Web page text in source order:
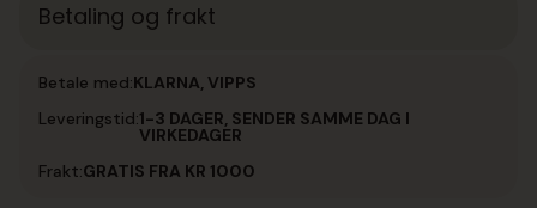
Betaling og frakt
Betale med:KLARNA, VIPPS
Leveringstid:1-3 DAGER, SENDER SAMME DAG I
VIRKEDAGER
Frakt:GRATIS FRA KR 1000